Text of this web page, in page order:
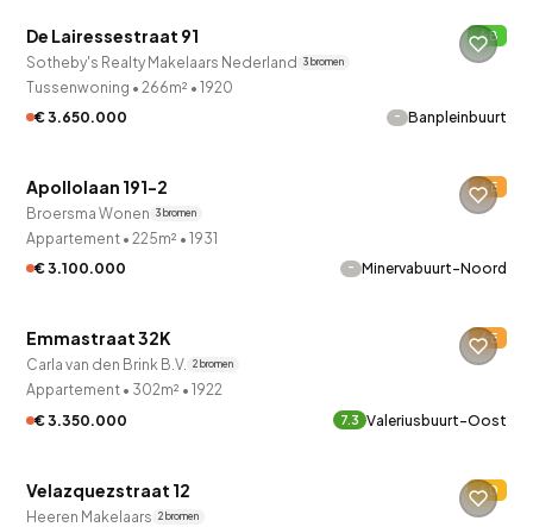
De Lairessestraat 91 B
Sotheby's Realty Makelaars Nederland 3 bronnen
Tussenwoning • 266m² • 1920
€ 3.650.000
- Banpleinbuurt
QUICKLANE™
Apollolaan 191-2 E
Broersma Wonen 3 bronnen
Appartement • 225m² • 1931
€ 3.100.000
- Minervabuurt-Noord
Verkocht onder voorbehoud
QUICKLANE™
Emmastraat 32K E
Carla van den Brink B.V. 2 bronnen
Appartement • 302m² • 1922
€ 3.350.000
7.3 Valeriusbuurt-Oost
Onder bod
QUICKLANE™
Velazquezstraat 12 D
Heeren Makelaars 2 bronnen